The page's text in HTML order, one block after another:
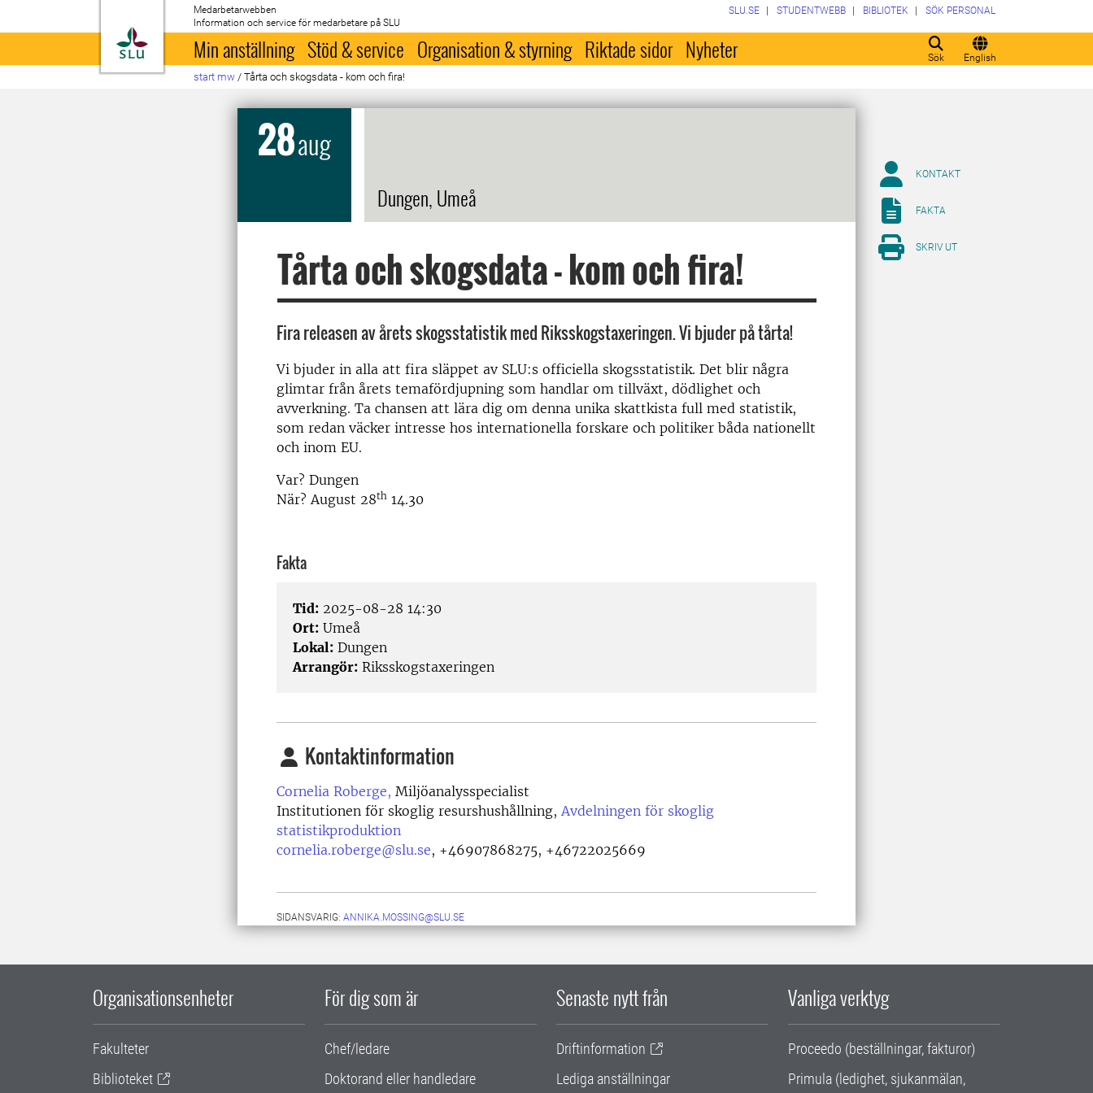
Till startsida
Medarbetarwebben
Information och service för medarbetare på SLU
Sök English
SLU.SE STUDENTWEBB BIBLIOTEK SÖK PERSONAL
Min anställning Stöd & service Organisation & styrning Riktade sidor Nyheter
start mw / Tårta och skogsdata - kom och fira!
28aug
Dungen, Umeå
Tårta och skogsdata - kom och fira!
Fira releasen av årets skogsstatistik med Riksskogstaxeringen. Vi bjuder på tårta!
Vi bjuder in alla att fira släppet av SLU:s officiella skogsstatistik. Det blir några
glimtar från årets temafördjupning som handlar om tillväxt, dödlighet och
avverkning. Ta chansen att lära dig om denna unika skattkista full med statistik,
som redan väcker intresse hos internationella forskare och politiker båda nationellt
och inom EU.
Var? Dungen
När? August 28th 14.30
Fakta
Tid: 2025-08-28 14:30
Ort: Umeå
Lokal: Dungen
Arrangör: Riksskogstaxeringen
Kontaktinformation
Cornelia Roberge, Miljöanalysspecialist
Institutionen för skoglig resurshushållning, Avdelningen för skoglig
statistikproduktion
cornelia.roberge@slu.se, +46907868275, +46722025669
SIDANSVARIG: ANNIKA.MOSSING@SLU.SE
KONTAKT
FAKTA
SKRIV UT
Organisationsenheter
Fakulteter
Biblioteket
För dig som är
Chef/ledare
Doktorand eller handledare
Senaste nytt från
Driftinformation
Lediga anställningar
Vanliga verktyg
Proceedo (beställningar, fakturor)
Primula (ledighet, sjukanmälan,